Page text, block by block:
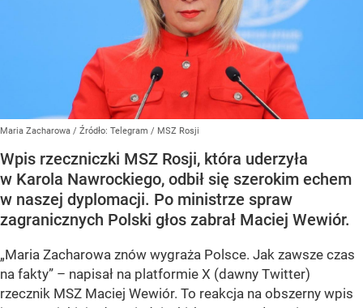
Maria Zacharowa / Źródło: Telegram / MSZ Rosji
Wpis rzeczniczki MSZ Rosji, która uderzyła
w Karola Nawrockiego, odbił się szerokim echem
w naszej dyplomacji. Po ministrze spraw
zagranicznych Polski głos zabrał Maciej Wewiór.
„Maria Zacharowa znów wygraża Polsce. Jak zawsze czas
na fakty” – napisał na platformie X (dawny Twitter)
rzecznik MSZ Maciej Wewiór. To reakcja na obszerny wpis